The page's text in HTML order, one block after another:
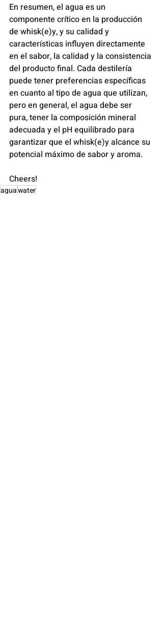
En resumen, el agua es un
componente crítico en la producción
de whisk(e)y, y su calidad y
características influyen directamente
en el sabor, la calidad y la consistencia
del producto final. Cada destilería
puede tener preferencias específicas
en cuanto al tipo de agua que utilizan,
pero en general, el agua debe ser
pura, tener la composición mineral
adecuada y el pH equilibrado para
garantizar que el whisk(e)y alcance su
potencial máximo de sabor y aroma.
Cheers!
aguawater